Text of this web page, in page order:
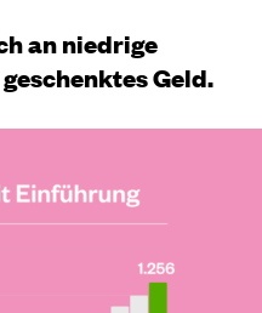
an niedrige
Geld.